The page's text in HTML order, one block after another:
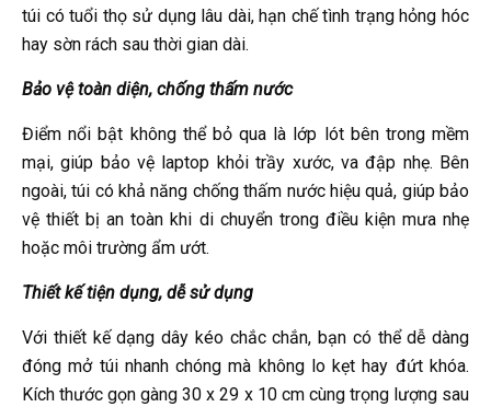
túi có tuổi thọ sử dụng lâu dài, hạn chế tình trạng hỏng hóc
hay sờn rách sau thời gian dài.
Bảo vệ toàn diện, chống thấm nước
Điểm nổi bật không thể bỏ qua là lớp lót bên trong mềm
mại, giúp bảo vệ laptop khỏi trầy xước, va đập nhẹ. Bên
ngoài, túi có khả năng chống thấm nước hiệu quả, giúp bảo
vệ thiết bị an toàn khi di chuyển trong điều kiện mưa nhẹ
hoặc môi trường ẩm ướt.
Thiết kế tiện dụng, dễ sử dụng
Với thiết kế dạng dây kéo chắc chắn, bạn có thể dễ dàng
đóng mở túi nhanh chóng mà không lo kẹt hay đứt khóa.
Kích thước gọn gàng 30 x 29 x 10 cm cùng trọng lượng sau